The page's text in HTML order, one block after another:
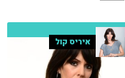
איריס קול